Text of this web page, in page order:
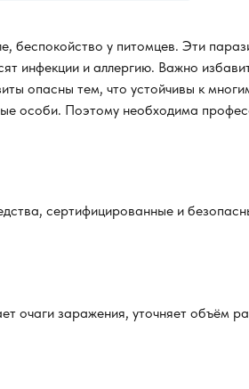
беспокойство у питомцев. Эти
инфекции и аллергию. Важно
опасны тем, что устойчивы к
особи. Поэтому необходима
сертифицированные и
очаги заражения, уточняет объём